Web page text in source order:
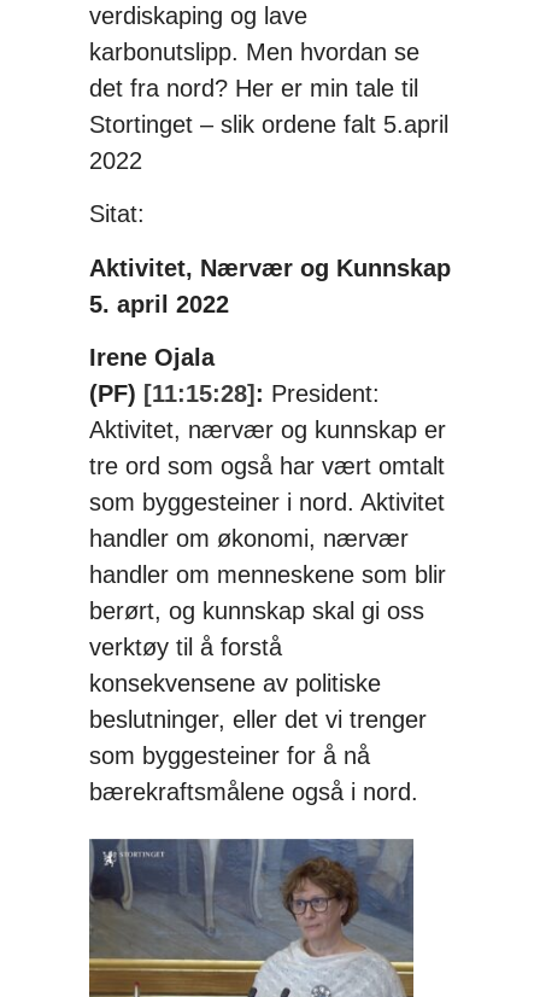
verdiskaping og lave
karbonutslipp. Men hvordan se
det fra nord? Her er min tale til
Stortinget – slik ordene falt 5.april
2022
Sitat:
Aktivitet, Nærvær og Kunnskap
5. april 2022
Irene Ojala
(PF) [11:15:28] : President:
Aktivitet, nærvær og kunnskap er
tre ord som også har vært omtalt
som byggesteiner i nord. Aktivitet
handler om økonomi, nærvær
handler om menneskene som blir
berørt, og kunnskap skal gi oss
verktøy til å forstå
konsekvensene av politiske
beslutninger, eller det vi trenger
som byggesteiner for å nå
bærekraftsmålene også i nord.